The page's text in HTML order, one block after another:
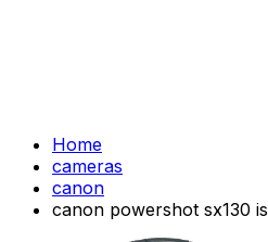
Home
cameras
canon
canon powershot sx130 is